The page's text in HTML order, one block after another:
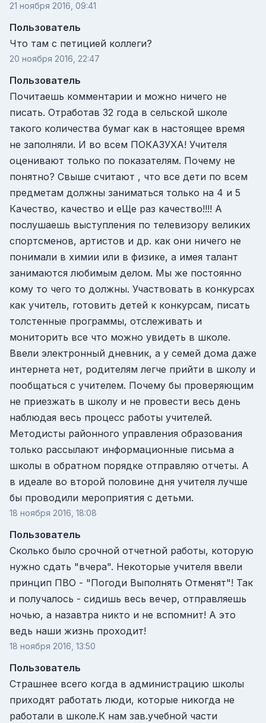
21 ноября 2016, 09:41
Пользователь
Что там с петицией коллеги?
20 ноября 2016, 22:47
Пользователь
Почитаешь комментарии и можно ничего не
писать. Отработав 32 года в сельской школе
такого количества бумаг как в настоящее время
не заполняли. И во всем ПОКАЗУХА! Учителя
оценивают только по показателям. Почему не
понятно? Свыше считают , что все дети по всем
предметам должны заниматься только на 4 и 5
Качество, качество и еЩе раз качество!!!! А
послушаешь выступления по телевизору великих
спортсменов, артистов и др. как они ничего не
понимали в химии или в физике, а имея талант
занимаются любимым делом. Мы же постоянно
кому то чего то должны. Участвовать в конкурсах
как учитель, готовить детей к конкурсам, писать
толстенные программы, отслеживать и
мониторить все что можно увидеть в школе.
Ввели электронный дневник, а у семей дома даже
интернета нет, родителям легче прийти в школу и
пообщаться с учителем. Почему бы проверяющим
не приезжать в школу и не провести весь день
наблюдая весь процесс работы учителей.
Методисты районного управления образования
только рассылают информационные письма а
школы в обратном порядке отправляю отчеты. А
в идеале во второй половине дня учителя лучше
бы проводили мероприятия с детьми.
18 ноября 2016, 18:08
Пользователь
Сколько было срочной отчетной работы, которую
нужно сдать "вчера". Некоторые учителя ввели
принцип ПВО - "Погоди Выполнять Отменят"! Так
и получалось - сидишь весь вечер, отправляешь
ночью, а назавтра никто и не вспомнит! А это
ведь наши жизнь проходит!
18 ноября 2016, 13:50
Пользователь
Страшнее всего когда в администрацию школы
приходят работать люди, которые никогда не
работали в школе.К нам зав.учебной части